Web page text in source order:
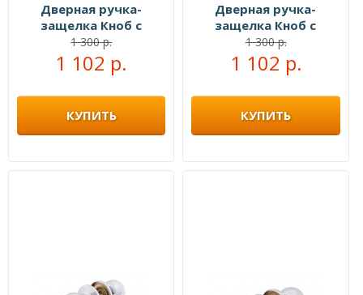
Дверная ручка-
защелка Кноб с
ключами золото
1 300 р.
1 102 р.
КУПИТЬ
Дверная ручка-
защелка Кноб с
ключами старая
бронза
1 300 р.
1 102 р.
КУПИТЬ